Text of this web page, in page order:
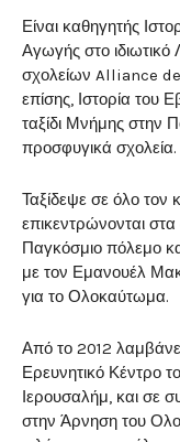
Είναι καθηγητής
Αγωγής στο ιδιωτικό
σχολείων Alliance
επίσης, Ιστορία του
ταξίδι Μνήμης στην
προσφυγικά σχολεία.
Ταξίδεψε σε όλο τον
επικεντρώνονται
Παγκόσμιο πόλεμο
με τον Εμανουέλ
για το Ολοκαύτωμα.
Από το 2012
Ερευνητικό Κέντρο
Ιερουσαλήμ, και σε
στην Άρνηση του